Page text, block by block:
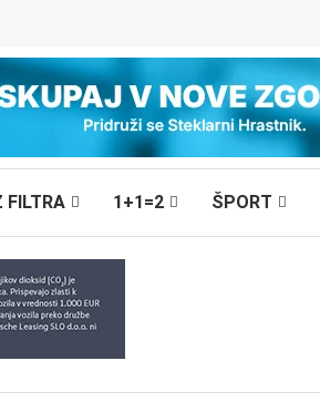
FILTRA 1+1=2 ŠPORT